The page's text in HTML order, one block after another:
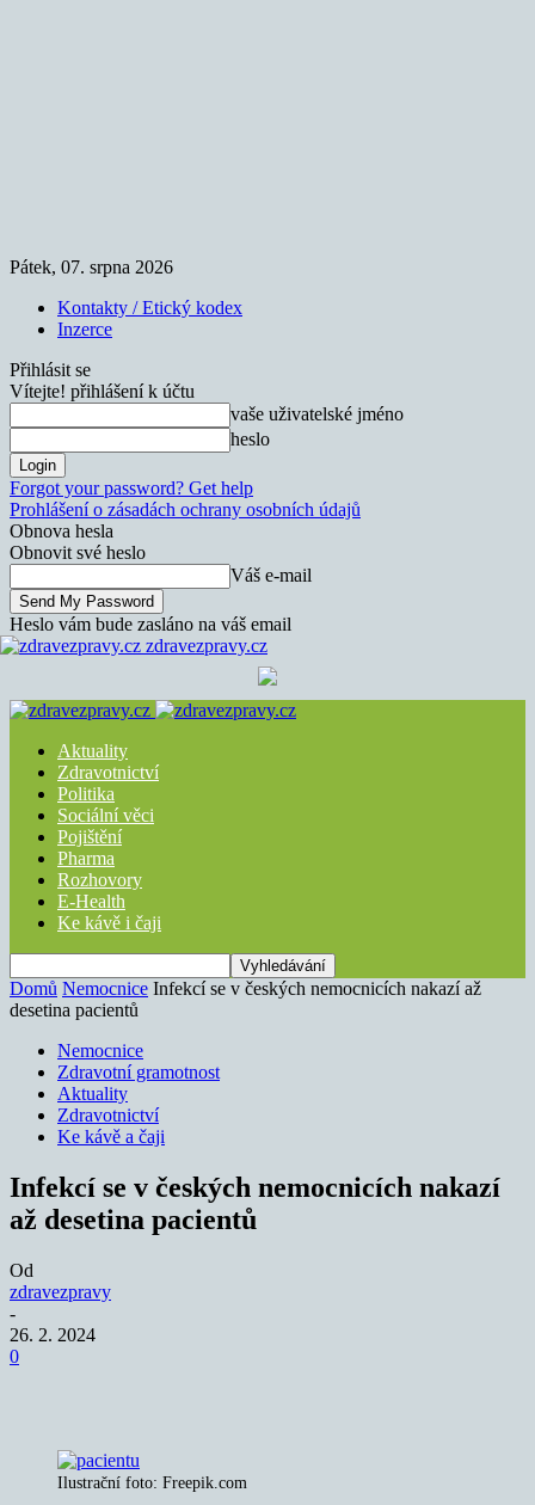
Pátek, 07. srpna 2026
Kontakty / Etický kodex
Inzerce
Přihlásit se
Vítejte! přihlášení k účtu
vaše uživatelské jméno
heslo
Forgot your password? Get help
Prohlášení o zásadách ochrany osobních údajů
Obnova hesla
Obnovit své heslo
Váš e-mail
Heslo vám bude zasláno na váš email
zdravezpravy.cz
Aktuality
Zdravotnictví
Politika
Sociální věci
Pojištění
Pharma
Rozhovory
E-Health
Ke kávě i čaji
Domů Nemocnice Infekcí se v českých nemocnicích nakazí až
desetina pacientů
Nemocnice
Zdravotní gramotnost
Aktuality
Zdravotnictví
Ke kávě a čaji
Infekcí se v českých nemocnicích nakazí
až desetina pacientů
Od
zdravezpravy
-
26. 2. 2024
0
Ilustrační foto: Freepik.com